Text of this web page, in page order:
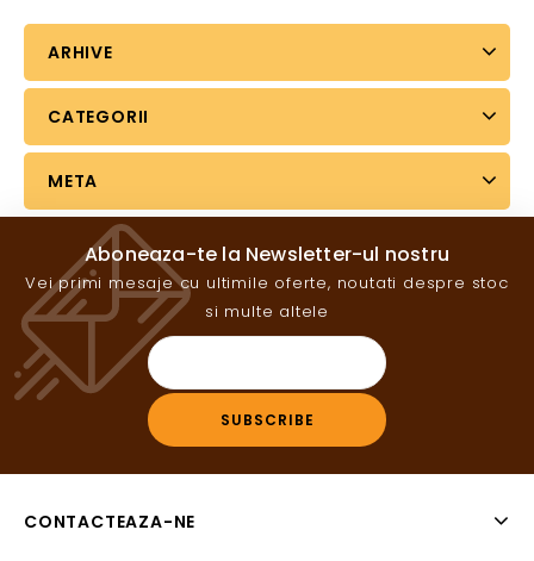
ARHIVE
CATEGORII
META
Aboneaza-te la Newsletter-ul nostru
Vei primi mesaje cu ultimile oferte, noutati despre stoc
si multe altele
CONTACTEAZA-NE